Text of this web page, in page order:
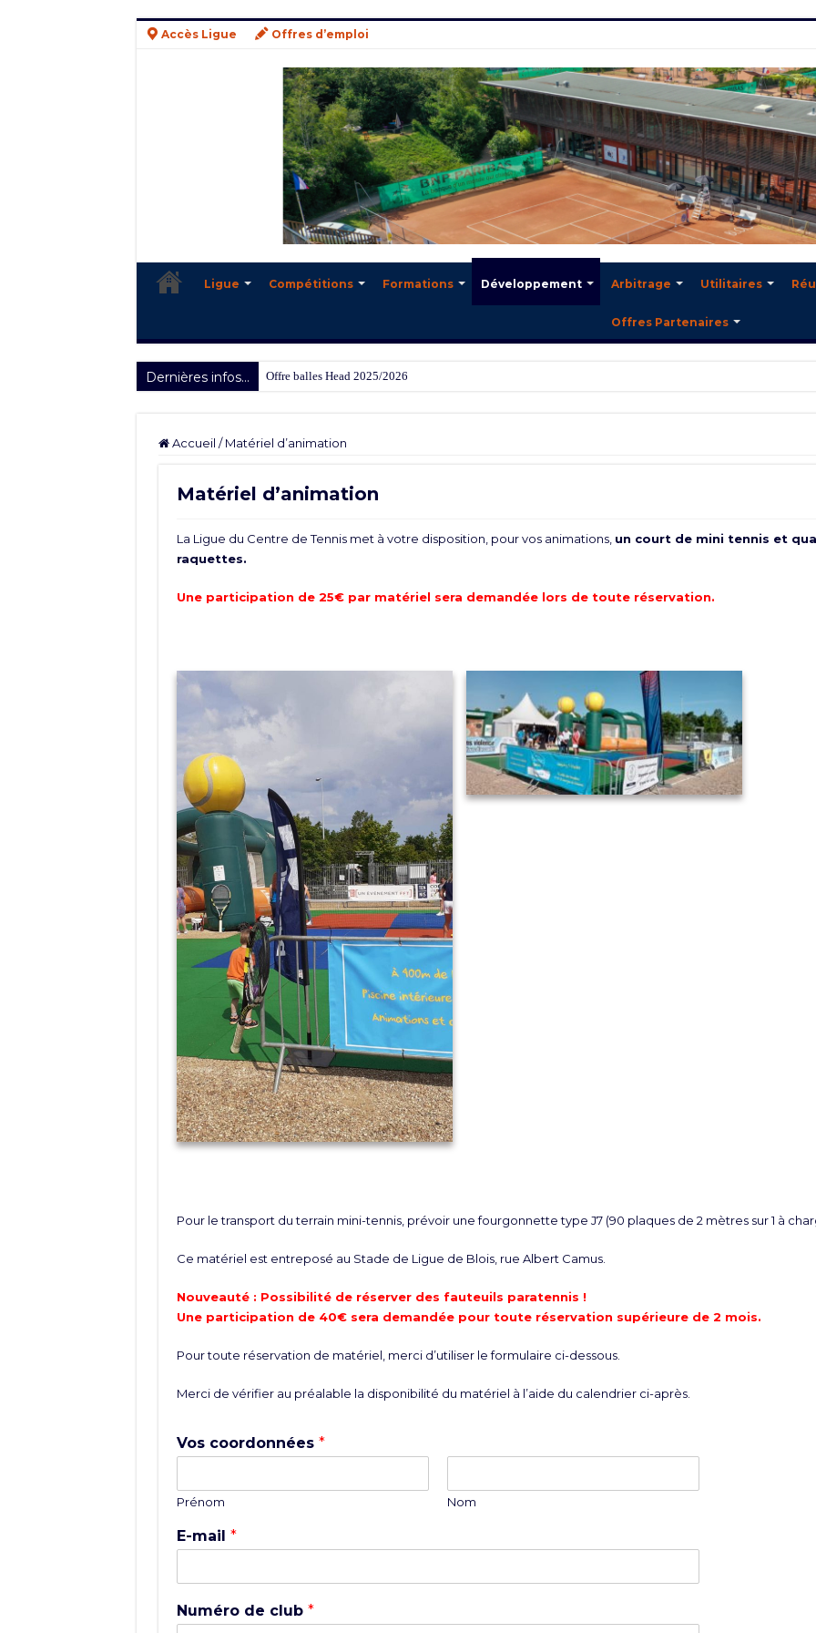
Accès Ligue Offres d’emploi
Ligue Compétitions Formations Développement Arbitrage Utilitaires
Offres Partenaires
Dernières infos... Offre balles Head 2025/2026
Accueil / Matériel d’animation
Matériel d’animation
La Ligue du Centre de Tennis met à votre disposition, pour vos animations, un court de mini tennis et
raquettes.
Une participation de 25€ par matériel sera demandée lors de toute réservation.
Pour le transport du terrain mini-tennis, prévoir une fourgonnette type J7 (90 plaques de 2 mètres sur 1 à
Ce matériel est entreposé au Stade de Ligue de Blois, rue Albert Camus.
Nouveauté : Possibilité de réserver des fauteuils paratennis !
Une participation de 40€ sera demandée pour toute réservation supérieure de 2 mois.
Pour toute réservation de matériel, merci d’utiliser le formulaire ci-dessous.
Merci de vérifier au préalable la disponibilité du matériel à l’aide du calendrier ci-après.
Vos coordonnées *
Prénom Nom
E-mail *
Numéro de club *